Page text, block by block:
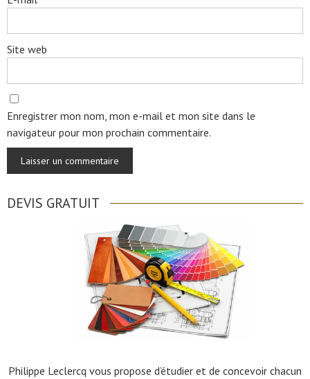
Site web
Enregistrer mon nom, mon e-mail et mon site dans le
navigateur pour mon prochain commentaire.
DEVIS GRATUIT
Philippe Leclercq vous propose d’étudier et de concevoir chacun